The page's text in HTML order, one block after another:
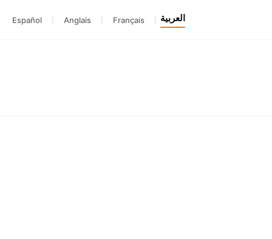
العربية Français
Anglais
Español